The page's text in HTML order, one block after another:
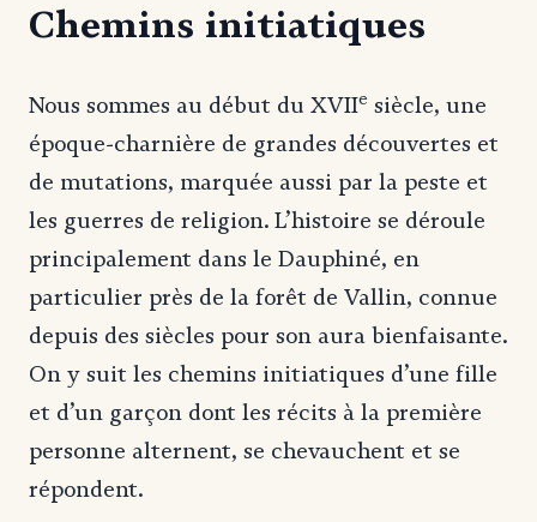
Chemins initiatiques
Nous sommes au début du XVIIe siècle, une
époque-charnière de grandes découvertes et
de mutations, marquée aussi par la peste et
les guerres de religion. L’histoire se déroule
principalement dans le Dauphiné, en
particulier près de la forêt de Vallin, connue
depuis des siècles pour son aura bienfaisante.
On y suit les chemins initiatiques d’une fille
et d’un garçon dont les récits à la première
personne alternent, se chevauchent et se
répondent.